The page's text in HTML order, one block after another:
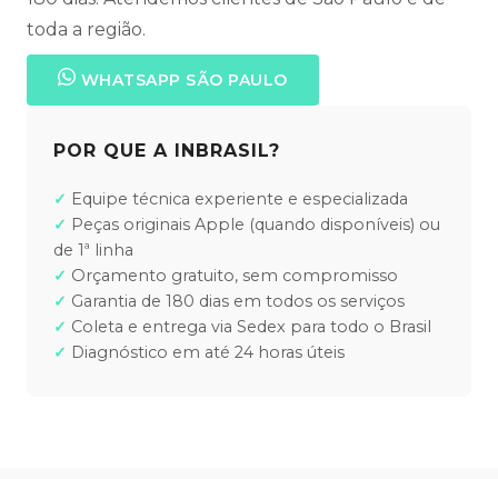
toda a região.
WHATSAPP SÃO PAULO
POR QUE A INBRASIL?
Equipe técnica experiente e especializada
Peças originais Apple (quando disponíveis) ou
de 1ª linha
Orçamento gratuito, sem compromisso
Garantia de 180 dias em todos os serviços
Coleta e entrega via Sedex para todo o Brasil
Diagnóstico em até 24 horas úteis